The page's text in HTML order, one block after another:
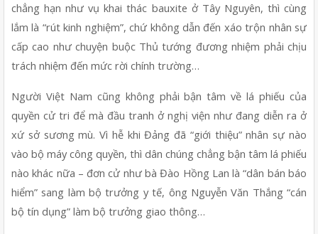
chẳng hạn như vụ khai thác bauxite ở Tây Nguyên, thì cùng
lắm là “rút kinh nghiệm”, chứ không dẫn đến xáo trộn nhân sự
cấp cao như chuyện buộc Thủ tướng đương nhiệm phải chịu
trách nhiệm đến mức rời chính trường…
Người Việt Nam cũng không phải bận tâm về lá phiếu của
quyền cử tri để mà đầu tranh ở nghị viện như đang diễn ra ở
xứ sở sương mù. Vì hễ khi Đảng đã “giới thiệu” nhân sự nào
vào bộ máy công quyền, thì dân chúng chẳng bận tâm lá phiếu
nào khác nữa – đơn cử như bà Đào Hồng Lan là “dân bán báo
hiểm” sang làm bộ trưởng y tế, ông Nguyễn Văn Thắng “cán
bộ tín dụng” làm bộ trưởng giao thông…